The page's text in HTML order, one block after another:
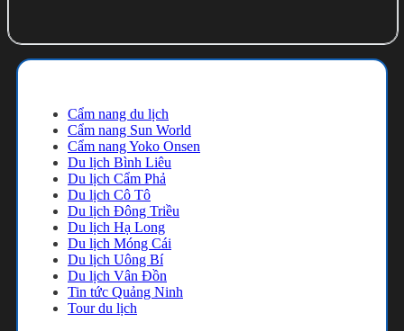
Cẩm nang du lịch
Cẩm nang Sun World
Cẩm nang Yoko Onsen
Du lịch Bình Liêu
Du lịch Cẩm Phả
Du lịch Cô Tô
Du lịch Đông Triều
Du lịch Hạ Long
Du lịch Móng Cái
Du lịch Uông Bí
Du lịch Vân Đồn
Tin tức Quảng Ninh
Tour du lịch